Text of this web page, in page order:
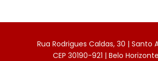
Rua Rodrigues Caldas, 30 | Santo
CEP 30190-921 | Belo